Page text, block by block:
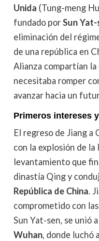
Unida (Tung-meng
fundado porSun Yat-
eliminación del
de una república en
Alianza compartían
necesitaba romper
avanzar hacia un
Primeros intereses
El regreso de Jiang
con la explosión de
levantamiento que
dinastía Qing y
República de China.
comprometido con
Sun Yat-sen, se unió
Wuhan, donde luchó